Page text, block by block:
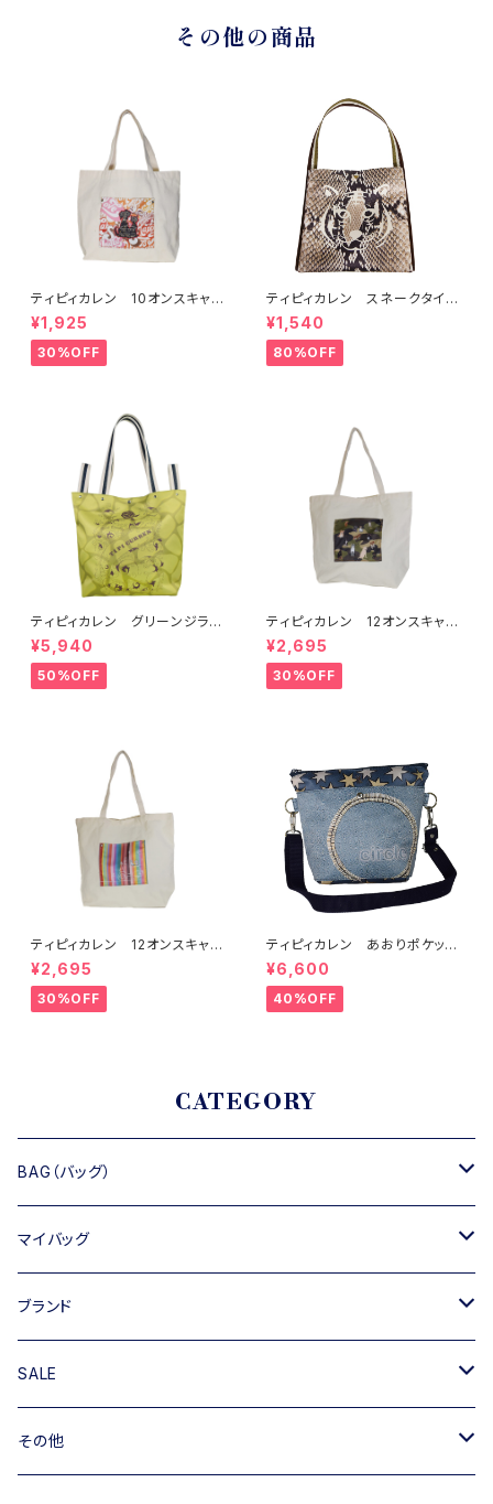
その他の商品
ティピィカレン 10オンスキャン
バス外ポケットマイバッグ
¥1,925
30%OFF
ティピィカレン スネークタイガ
ー2ＷＡＹワンハンドルミニバッ
グ
¥1,540
80%OFF
ティピィカレン グリーンジラフ
ダブルハンドルビッグトートバッ
グ
¥5,940
50%OFF
ティピィカレン 12オンスキャン
バスカモフラージュドッグス柄ビ
ッグマイバッグ
¥2,695
30%OFF
ティピィカレン 12オンスキャン
バスマルチストライプ柄ビッグマ
イバッグ
¥2,695
30%OFF
ティピィカレン あおりポケット
サークルショルダーバッグ
¥6,600
40%OFF
CATEGORY
BAG（バッグ）
トートバッグ
ショルダーバッグ
ハンドバッグ
ミニバッグ・クラッチバッグ
マイバッグ
キャンバス
ブランド
TIPICURREN
M rose
SALE
バッグ
その他